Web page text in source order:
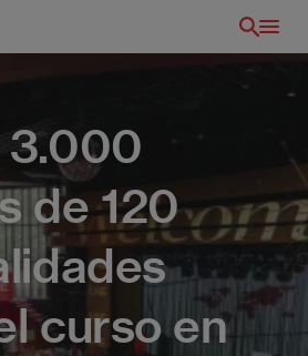
3.000
de 120
curso en